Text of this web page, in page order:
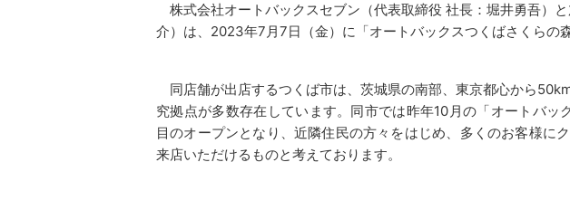
株式会社オートバックスセブン（代表取締役 社長：堀井勇吾）
介）は、2023年7月7日（金）に「オートバックスつくばさくらの
同店舗が出店するつくば市は、茨城県の南部、東京都心から
究拠点が多数存在しています。同市では昨年10月の「オートバッ
目のオープンとなり、近隣住民の方々をはじめ、多くのお客様に
来店いただけるものと考えております。